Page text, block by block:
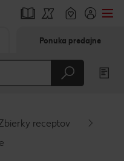
Ponuka predajne
receptov